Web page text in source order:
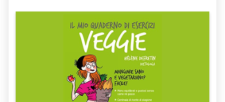
VERTICAL FARMING
CAPRIFOGLIO
RUDBECKIA
MARANTA LEUCONERA